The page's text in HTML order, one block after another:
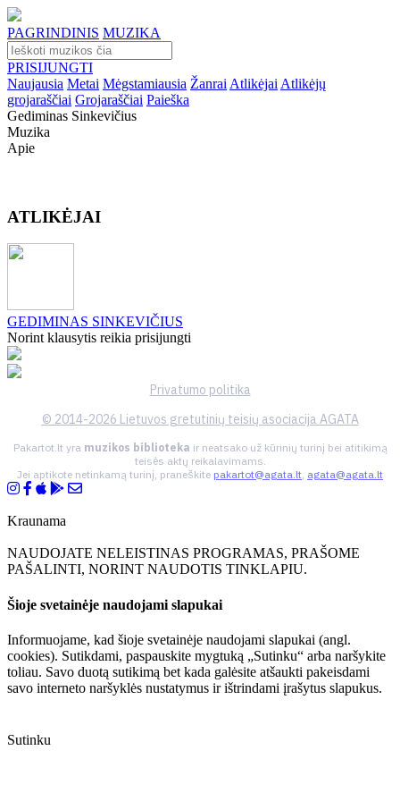
PAGRINDINIS MUZIKA
PRISIJUNGTI
Naujausia Metai Mėgstamiausia Žanrai Atlikėjai Atlikėjų
grojaraščiai Grojaraščiai Paieška
Gediminas Sinkevičius
Muzika
Apie
ATLIKĖJAI
GEDIMINAS SINKEVIČIUS
Norint klausytis reikia prisijungti
Privatumo politika
© 2014-2026 Lietuvos gretutinių teisių asociacija AGATA
Pakartot.lt yra muzikos biblioteka ir neatsako už kūrinių turinį bei atitikimą
teisės aktų reikalavimams.
Jei aptikote netinkamą turinį, praneškite pakartot@agata.lt, agata@agata.lt
Kraunama
NAUDOJATE NELEISTINAS PROGRAMAS, PRAŠOME
PAŠALINTI, NORINT NAUDOTIS TINKLAPIU.
Šioje svetainėje naudojami slapukai
Informuojame, kad šioje svetainėje naudojami slapukai (angl.
cookies). Sutikdami, paspauskite mygtuką „Sutinku“ arba naršykite
toliau. Savo duotą sutikimą bet kada galėsite atšaukti pakeisdami
savo interneto naršyklės nustatymus ir ištrindami įrašytus slapukus.
Sutinku